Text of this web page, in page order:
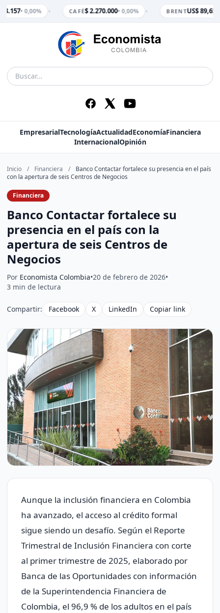
3.157• 0,00% CAFÉ$ 2.270.000• 0,00% BRENTUS$ 89,65•
EmpresarialTecnologíaActualidadEconomíaFinanciera
InternacionalOpinión
Inicio / Financiera /
Banco Contactar fortalece su presencia en el país
con la apertura de seis Centros de Negocios
Financiera
Banco Contactar fortalece su
presencia en el país con la
apertura de seis Centros de
Negocios
Por Economista Colombia•20 de febrero de 2026•
3 min de lectura
Compartir: Facebook X LinkedIn Copiar link
Aunque la inclusión financiera en Colombia
ha avanzado, el acceso al crédito formal
sigue siendo un desafío. Según el Reporte
Trimestral de Inclusión Financiera con corte
al primer trimestre de 2025, elaborado por
Banca de las Oportunidades con información
de la Superintendencia Financiera de
Colombia, el 96,9 % de los adultos en el país